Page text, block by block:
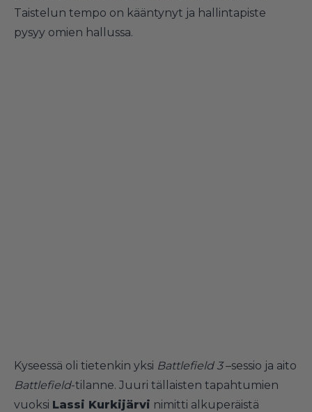
Taistelun tempo on kääntynyt ja hallintapiste
pysyy omien hallussa.
Kyseessä oli tietenkin yksi Battlefield 3–sessio ja aito
Battlefield-tilanne. Juuri tällaisten tapahtumien
vuoksi Lassi Kurkijärvi nimitti alkuperäistä